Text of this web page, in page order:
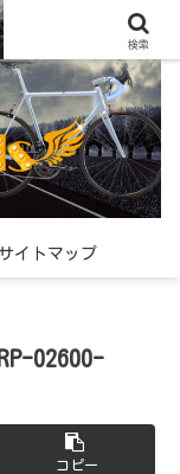
紹介メディア
サイトマップ
02600-
コピー
検索